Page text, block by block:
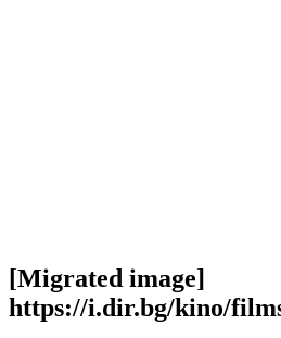
[Migrated image]
https://i.dir.bg/kino/